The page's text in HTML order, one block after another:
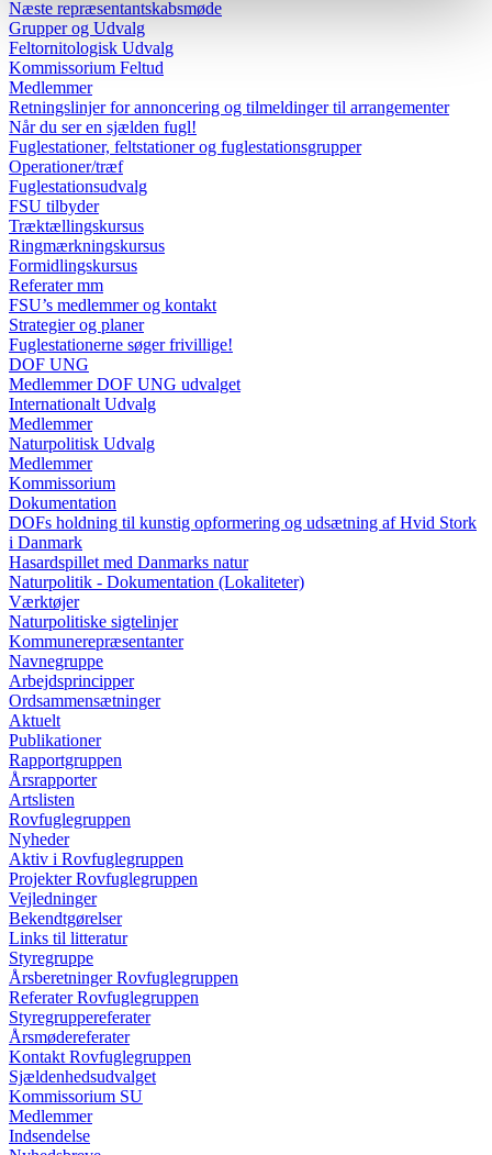
Næste repræsentantskabsmøde
Grupper og Udvalg
Feltornitologisk Udvalg
Kommissorium Feltud
Medlemmer
Retningslinjer for annoncering og tilmeldinger til arrangementer
Når du ser en sjælden fugl!
Fuglestationer, feltstationer og fuglestationsgrupper
Operationer/træf
Fuglestationsudvalg
FSU tilbyder
Træktællingskursus
Ringmærkningskursus
Formidlingskursus
Referater mm
FSU’s medlemmer og kontakt
Strategier og planer
Fuglestationerne søger frivillige!
DOF UNG
Medlemmer DOF UNG udvalget
Internationalt Udvalg
Medlemmer
Naturpolitisk Udvalg
Medlemmer
Kommissorium
Dokumentation
DOFs holdning til kunstig opformering og udsætning af Hvid Stork
i Danmark
Hasardspillet med Danmarks natur
Naturpolitik - Dokumentation (Lokaliteter)
Værktøjer
Naturpolitiske sigtelinjer
Kommunerepræsentanter
Navnegruppe
Arbejdsprincipper
Ordsammensætninger
Aktuelt
Publikationer
Rapportgruppen
Årsrapporter
Artslisten
Rovfuglegruppen
Nyheder
Aktiv i Rovfuglegruppen
Projekter Rovfuglegruppen
Vejledninger
Bekendtgørelser
Links til litteratur
Styregruppe
Årsberetninger Rovfuglegruppen
Referater Rovfuglegruppen
Styregruppereferater
Årsmødereferater
Kontakt Rovfuglegruppen
Sjældenhedsudvalget
Kommissorium SU
Medlemmer
Indsendelse